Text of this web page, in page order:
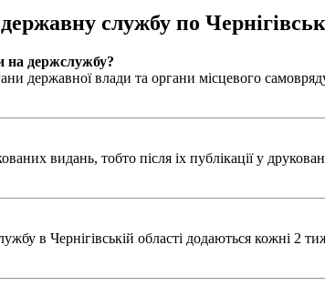
службу по
на держслужбу?
державної влади та органи місцевого
видань, тобто після іх публікації у
в Чернігівській області додаються кожні 2